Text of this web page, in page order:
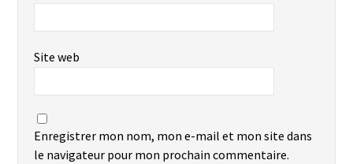
Site web
Enregistrer mon nom, mon e-mail et mon site dans
le navigateur pour mon prochain commentaire.